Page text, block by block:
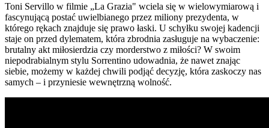
Toni Servillo w filmie „La Grazia" wciela się w wielowymiarową i
fascynującą postać uwielbianego przez miliony prezydenta, w
którego rękach znajduje się prawo łaski. U schyłku swojej kadencji
staje on przed dylematem, która zbrodnia zasługuje na wybaczenie:
brutalny akt miłosierdzia czy morderstwo z miłości? W swoim
niepodrabialnym stylu Sorrentino udowadnia, że nawet znając
siebie, możemy w każdej chwili podjąć decyzję, która zaskoczy nas
samych – i przyniesie wewnętrzną wolność.